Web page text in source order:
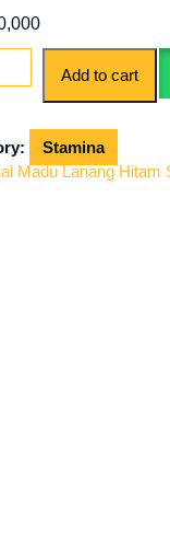
Add to cart
Stamina
Madu Lanang Hitam